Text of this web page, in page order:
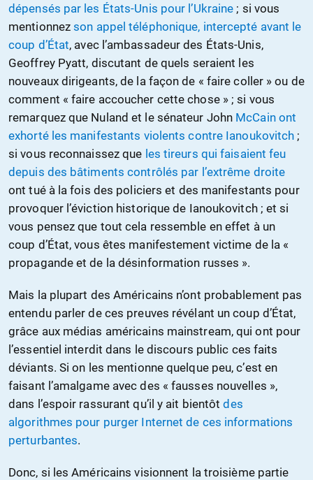
dépensés par les États-Unis pour l’Ukraine ; si vous
mentionnezson appel téléphonique, intercepté avant le
coup d’État, avec l’ambassadeur des États-Unis,
Geoffrey Pyatt, discutant de quels seraient les
nouveaux dirigeants, de la façon de « faire coller » ou de
comment « faire accoucher cette chose » ; si vous
remarquez que Nuland et le sénateur John McCain ont
exhorté les manifestants violents contre Ianoukovitch ;
si vous reconnaissez que les tireurs qui faisaient feu
depuis des bâtiments contrôlés par l’extrême droite
ont tué à la fois des policiers et des manifestants pour
provoquer l’éviction historique de Ianoukovitch ; et si
vous pensez que tout cela ressemble en effet à un
coup d’État, vous êtes manifestement victime de la «
propagande et de la désinformation russes ».
Mais la plupart des Américains n’ont probablement pas
entendu parler de ces preuves révélant un coup d’État,
grâce aux médias américains mainstream, qui ont pour
l’essentiel interdit dans le discours public ces faits
déviants. Si on les mentionne quelque peu, c’est en
faisant l’amalgame avec des « fausses nouvelles »,
dans l’espoir rassurant qu’il y ait bientôtdes
algorithmes pour purger Internet de ces informations
perturbantes.
Donc, si les Américains visionnent la troisième partie